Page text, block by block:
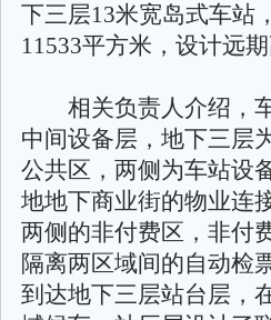
下三层13米宽岛式车站
11533平方米，设计远
相关负责人介绍，车
中间设备层，地下三层
公共区，两侧为车站设
地地下商业街的物业连
两侧的非付费区，非付
隔离两区域间的自动检
到达地下三层站台层，